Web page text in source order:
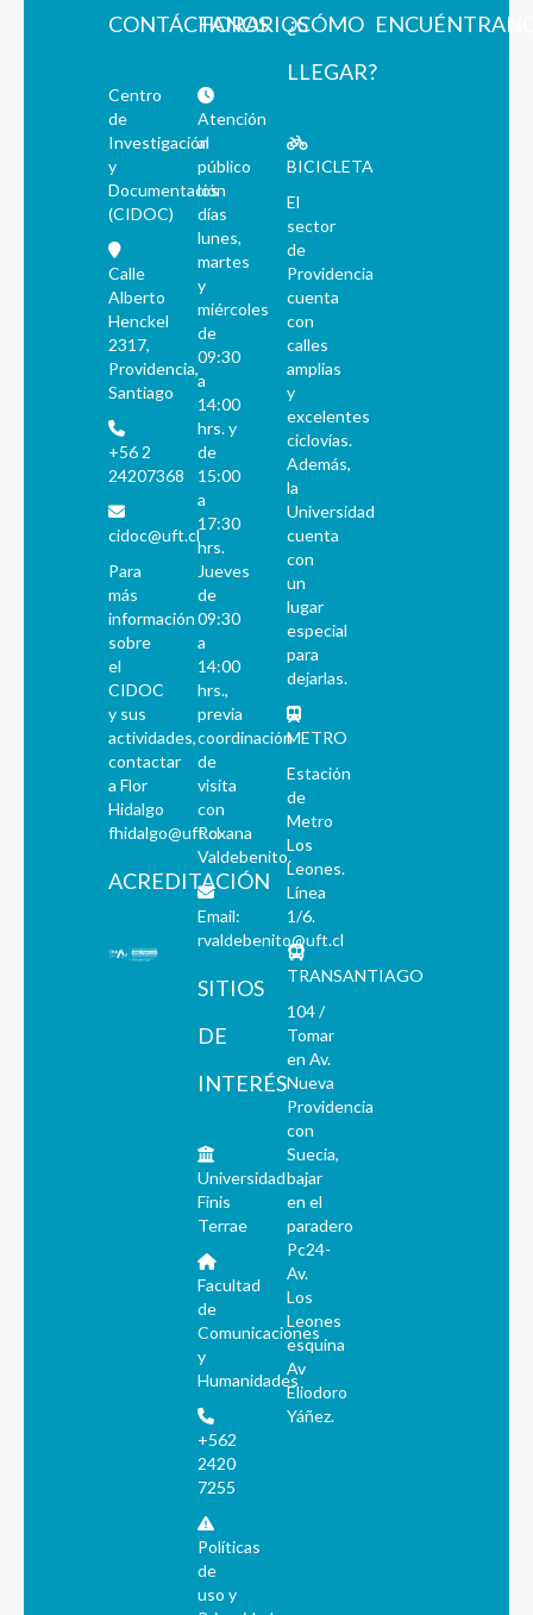
CONTÁCTANOS
Centro
de
Investigación
y
Documentación
(CIDOC)
Calle
Alberto
Henckel
2317,
Providencia,
Santiago
+56 2
24207368
cidoc@uft.cl
Para
más
información
sobre
el
CIDOC
y sus
actividades,
contactar
a Flor
Hidalgo
fhidalgo@uft.cl
ACREDITACIÓN
HORARIOS
Atención
al
público
los
días
lunes,
martes
y
miércoles
de
09:30
a
14:00
hrs. y
de
15:00
a
17:30
hrs.
Jueves
de
09:30
a
14:00
hrs.,
previa
coordinación
de
visita
con
Roxana
Valdebenito.
Email:
rvaldebenito@uft.cl
SITIOS
DE
INTERÉS
Universidad
Finis
Terrae
Facultad
de
Comunicaciones
y
Humanidades
+562
2420
7255
Políticas
de
uso y
¿CÓMO
LLEGAR?
BICICLETA
El
sector
de
Providencia
cuenta
con
calles
amplias
y
excelentes
ciclovías.
Además,
la
Universidad
cuenta
con
un
lugar
especial
para
dejarlas.
METRO
Estación
de
Metro
Los
Leones.
Línea
1/6.
TRANSANTIAGO
104 /
Tomar
en Av.
Nueva
Providencia
con
Suecia,
bajar
en el
paradero
Pc24-
Av.
Los
Leones
esquina
Av
Eliodoro
Yáñez.